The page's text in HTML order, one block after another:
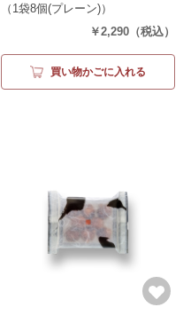
（1袋8個(プレーン)）
￥2,290 （税込）
買い物かごに入れる